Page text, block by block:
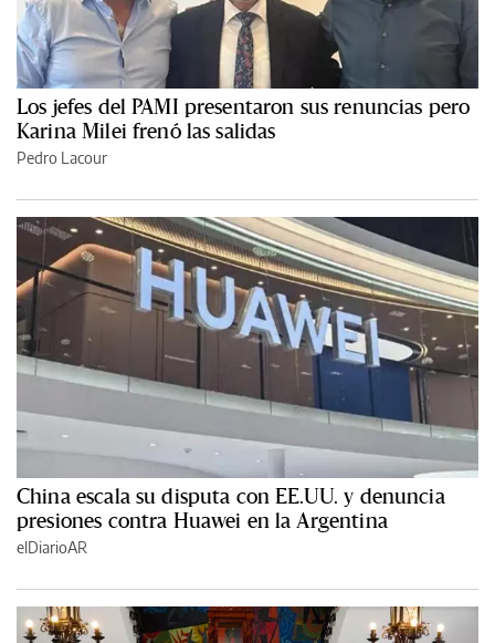
Los jefes del PAMI presentaron sus renuncias pero
Karina Milei frenó las salidas
Pedro Lacour
China escala su disputa con EE.UU. y denuncia
presiones contra Huawei en la Argentina
elDiarioAR